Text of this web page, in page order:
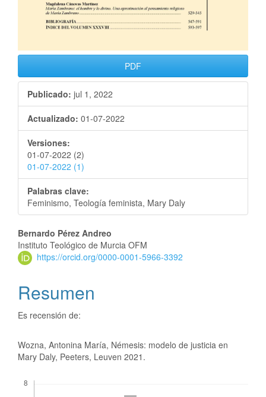
PDF
Publicado: jul 1, 2022
Actualizado: 01-07-2022
Versiones:
01-07-2022 (2)
01-07-2022 (1)
Palabras clave:
Feminismo, Teología feminista, Mary Daly
Bernardo Pérez Andreo
Instituto Teológico de Murcia OFM
https://orcid.org/0000-0001-5966-3392
Resumen
Es recensión de:
Wozna, Antonina María, Némesis: modelo de justicia en
Mary Daly, Peeters, Leuven 2021.